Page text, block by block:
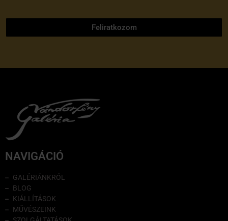
Feliratkozom
NAVIGÁCIÓ
GALÉRIÁNKRÓL
BLOG
KIÁLLÍTÁSOK
MŰVÉSZEINK